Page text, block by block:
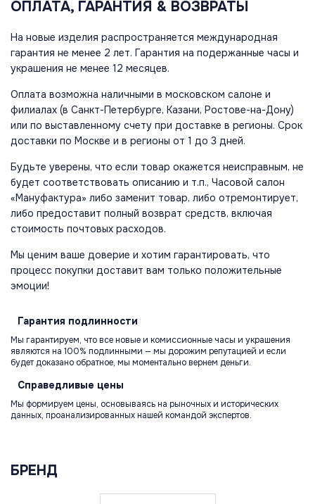
ОПЛАТА, ГАРАНТИЯ & ВОЗВРАТЫ
На новые изделия распространяется международная
гарантия не менее 2 лет. Гарантия на подержанные часы и
украшения не менее 12 месяцев.
Оплата возможна наличными в московском салоне и
филиалах (в Санкт-Петербурге, Казани, Ростове-на-Дону)
или по выставленному счету при доставке в регионы. Срок
доставки по Москве и в регионы от 1 до 3 дней.
Будьте уверены, что если товар окажется неисправным, не
будет соответствовать описанию и т.п., Часовой салон
«Мануфактура» либо заменит товар, либо отремонтирует,
либо предоставит полный возврат средств, включая
стоимость почтовых расходов.
Мы ценим ваше доверие и хотим гарантировать, что
процесс покупки доставит вам только положительные
эмоции!
Гарантия подлинности
Мы гарантируем, что все новые и комиссионные часы и украшения
являются на 100% подлинными — мы дорожим репутацией и если
будет доказано обратное, мы моментально вернем деньги.
Справедливые цены
Мы формируем цены, основываясь на рыночных и исторических
данных, проанализированных нашей командой экспертов.
БРЕНД